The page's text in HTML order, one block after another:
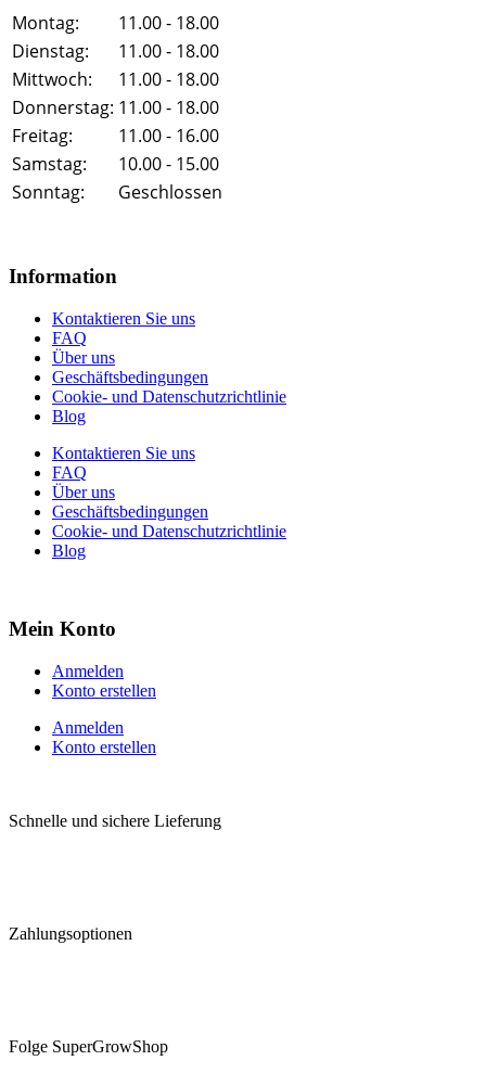
Montag:
11.00 - 18.00
Dienstag:
11.00 - 18.00
Mittwoch:
11.00 - 18.00
Donnerstag: 11.00 - 18.00
Freitag:
11.00 - 16.00
Samstag:
10.00 - 15.00
Sonntag:
Geschlossen
Information
Kontaktieren Sie uns
FAQ
Über uns
Geschäftsbedingungen
Cookie- und Datenschutzrichtlinie
Blog
Kontaktieren Sie uns
FAQ
Über uns
Geschäftsbedingungen
Cookie- und Datenschutzrichtlinie
Blog
Mein Konto
Anmelden
Konto erstellen
Anmelden
Konto erstellen
Schnelle und sichere Lieferung
Zahlungsoptionen
Folge SuperGrowShop